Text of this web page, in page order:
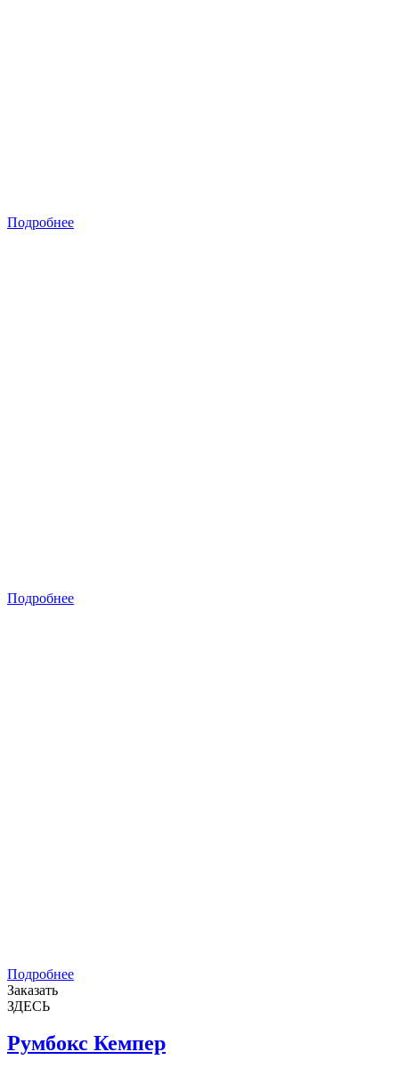
Подробнее
Подробнее
Подробнее
Заказать
ЗДЕСЬ
Румбокс Кемпер